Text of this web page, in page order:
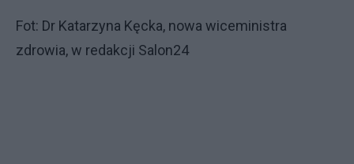
Fot: Dr Katarzyna Kęcka, nowa wiceministra
zdrowia, w redakcji Salon24